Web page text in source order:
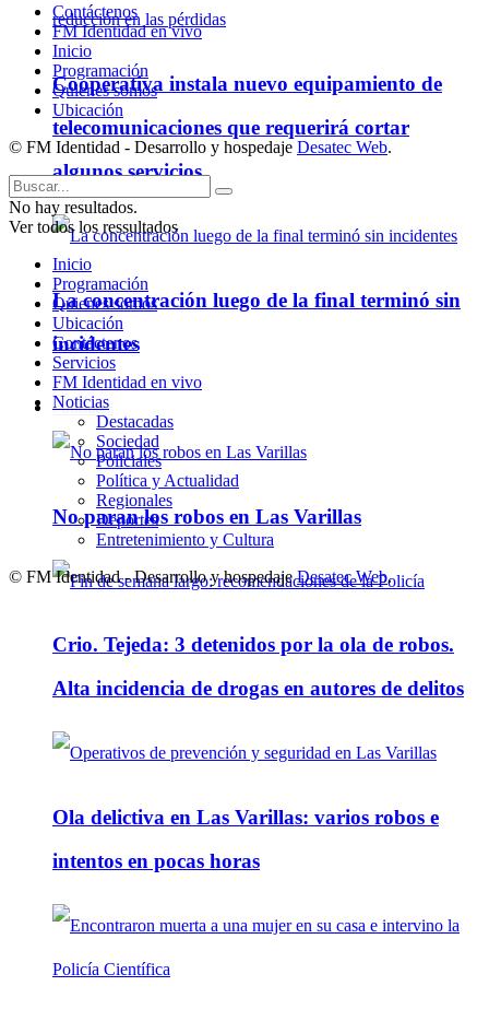
Cooperativa instala nuevo equipamiento de
telecomunicaciones que requerirá cortar
algunos servicios
La concentración luego de la final terminó sin
incidentes
Policiales
No paran los robos en Las Varillas
Crio. Tejeda: 3 detenidos por la ola de robos.
Alta incidencia de drogas en autores de delitos
Ola delictiva en Las Varillas: varios robos e
intentos en pocas horas
Contáctenos
FM Identidad en vivo
Inicio
Programación
Quienes somos
Ubicación
© FM Identidad - Desarrollo y hospedaje Desatec Web.
No hay resultados.
Ver todos los ressultados
Inicio
Programación
Quienes somos
Ubicación
Contáctenos
Servicios
FM Identidad en vivo
Noticias
Destacadas
Sociedad
Policiales
Política y Actualidad
Regionales
Deportes
Entretenimiento y Cultura
© FM Identidad - Desarrollo y hospedajeDesatec Web.